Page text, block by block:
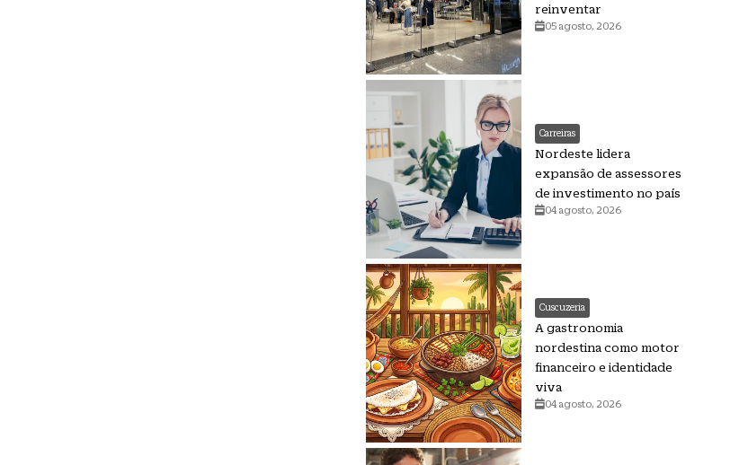
reinventar
05 agosto, 2026
Carreiras
Nordeste lidera
expansão de assessores
de investimento no país
04 agosto, 2026
Cuscuzeria
A gastronomia
nordestina como motor
financeiro e identidade
viva
04 agosto, 2026